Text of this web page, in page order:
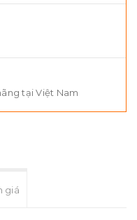
tại Việt Nam
giá